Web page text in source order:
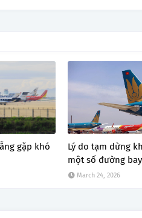
gặp khó
Lý do tạm dừng
một số đường
March 24, 2026